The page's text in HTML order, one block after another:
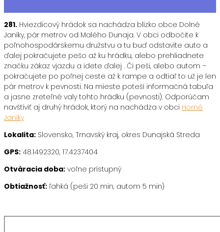
281. Hviezdicový hrádok sa nachádza blízko obce Dolné
Janíky, pár metrov od Malého Dunaja. V obci odbočite k
poľnohospodárskemu družstvu a tu buď odstavíte auto a
ďalej pokračujete pešo až ku hrádku, alebo prehliadnete
značku zákaz vjazdu a idete ďalej . Či peši, alebo autom –
pokračujete po poľnej ceste až k rampe a odtiaľ to už je len
pár metrov k pevnosti. Na mieste poteší informačná tabuľa
a jasne zreteľné valy tohto hrádku (pevnosti). Odporúčam
navštíviť aj druhý hrádok, ktorý na nachádza v obci Horné
Janíky
Lokalita: Slovensko, Trnavský kraj, okres Dunajská Streda
GPS: 48.1492320, 17.4237404
Otváracia doba: voľne prístupný
Obtiažnosť: ľahká (peši 20 min, autom 5 min)